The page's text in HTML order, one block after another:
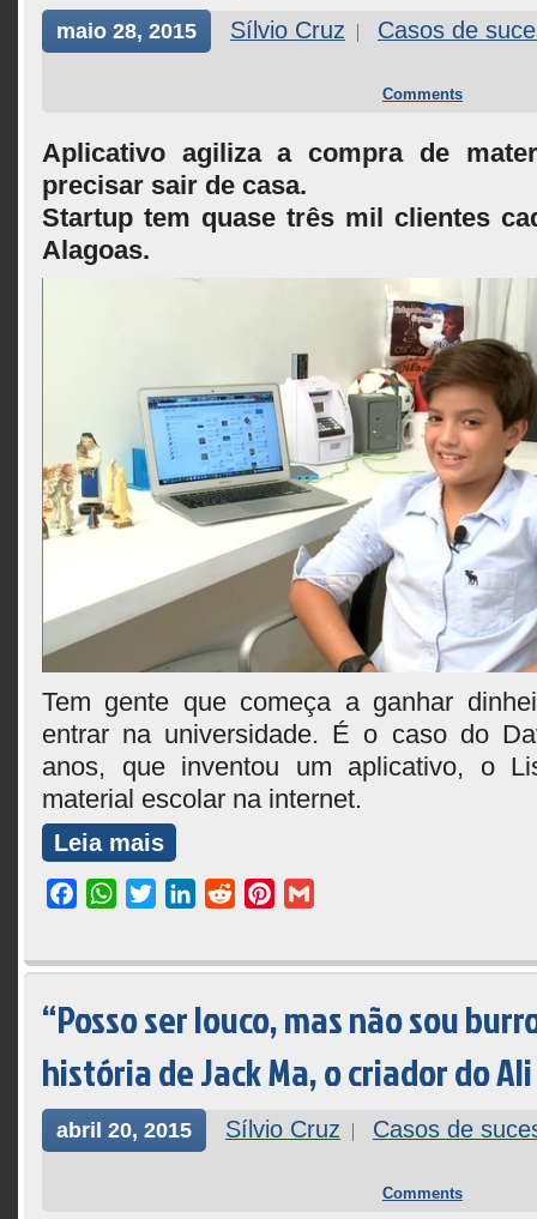
maio 28, 2015 Sílvio Cruz Casos de
Comments
Aplicativo agiliza a compra de
precisar sair de casa.
Startup tem quase três mil clientes
Alagoas.
Tem gente que começa a ganhar
entrar na universidade. É o caso do
anos, que inventou um aplicativo, o
material escolar na internet.
Leia mais
FacebookWhatsApp
TwitterLinkedInRedditPinterest
“Posso ser louco, mas não sou
história de Jack Ma, o criador do
abril 20, 2015 Sílvio Cruz Casos de
Comments